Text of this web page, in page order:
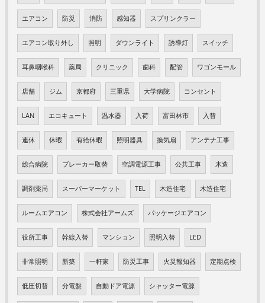
エアコン 防災 消防 感知器 スプリンクラー
エアコン取り外し 照明 ダウンライト 誘導灯 スイッチ
耳鼻咽喉科 薬局 クリニック 歯科 配管 ワゴンモール
店舗 ジム 京都府 三重県 大学病院 コンセント
LAN エコキュート 温水器 入荷 富田林市 入替
連休 休暇 有給休暇 照明器具 換気扇 アンテナ工事
総合病院 ブレーカー取替 空調電源工事 公共工事 木造
調剤薬局 スーパーマーケット TEL 木造住宅 木造住宅
ルームエアコン 株式会社アームズ パッケージエアコン
役所工事 幹線入替 マンション 照明入替 LED
非常照明 新築 一軒家 防災工事 火災報知器 定期点検
低圧切替 分電盤 自動ドア電源 シャッター電源